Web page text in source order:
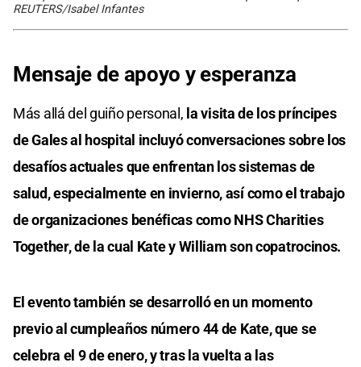
REUTERS/Isabel Infantes
Mensaje de apoyo y esperanza
Más allá del guiño personal, la visita de los príncipes
de Gales al hospital incluyó conversaciones sobre los
desafíos actuales que enfrentan los sistemas de
salud, especialmente en invierno, así como el trabajo
de organizaciones benéficas como NHS Charities
Together, de la cual Kate y William son copatrocinos.
El evento también se desarrolló en un momento
previo al cumpleaños número 44 de Kate, que se
celebra el 9 de enero, y tras la vuelta a las